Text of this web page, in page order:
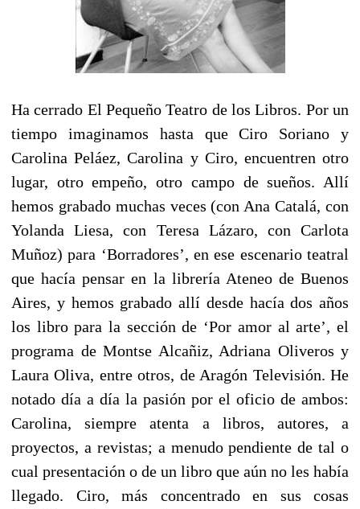
Ha cerrado El Pequeño Teatro de los Libros. Por un
tiempo imaginamos hasta que Ciro Soriano y
Carolina Peláez, Carolina y Ciro, encuentren otro
lugar, otro empeño, otro campo de sueños. Allí
hemos grabado muchas veces (con Ana Catalá, con
Yolanda Liesa, con Teresa Lázaro, con Carlota
Muñoz) para ‘Borradores’, en ese escenario teatral
que hacía pensar en la librería Ateneo de Buenos
Aires, y hemos grabado allí desde hacía dos años
los libro para la sección de ‘Por amor al arte’, el
programa de Montse Alcañiz, Adriana Oliveros y
Laura Oliva, entre otros, de Aragón Televisión. He
notado día a día la pasión por el oficio de ambos:
Carolina, siempre atenta a libros, autores, a
proyectos, a revistas; a menudo pendiente de tal o
cual presentación o de un libro que aún no les había
llegado. Ciro, más concentrado en sus cosas